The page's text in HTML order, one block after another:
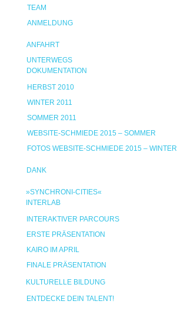
TEAM
ANMELDUNG
ANFAHRT
UNTERWEGS
DOKUMENTATION
HERBST 2010
WINTER 2011
SOMMER 2011
WEBSITE-SCHMIEDE 2015 – SOMMER
FOTOS WEBSITE-SCHMIEDE 2015 – WINTER
DANK
»SYNCHRONI-CITIES«
INTERLAB
INTERAKTIVER PARCOURS
ERSTE PRÄSENTATION
KAIRO IM APRIL
FINALE PRÄSENTATION
KULTURELLE BILDUNG
ENTDECKE DEIN TALENT!